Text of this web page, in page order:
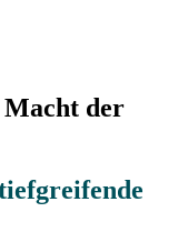
Macht der